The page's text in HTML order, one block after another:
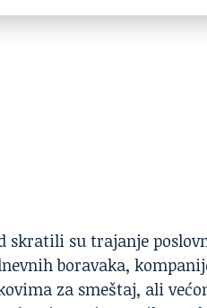
su trajanje
boravaka,
za smeštaj, ali